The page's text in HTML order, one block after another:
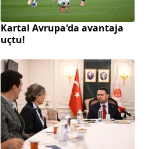
Kartal Avrupa'da avantaja
uçtu!